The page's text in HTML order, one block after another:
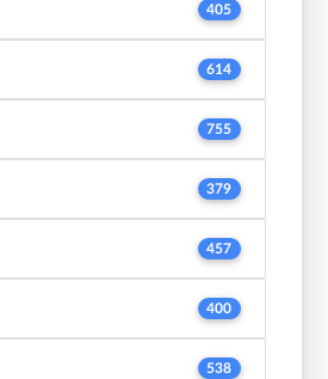
405
614
755
379
457
400
538